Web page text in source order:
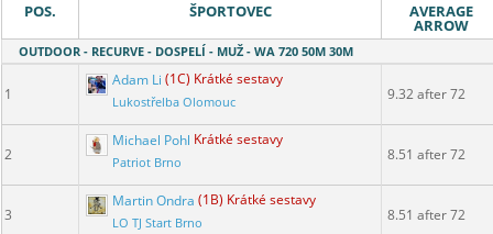
POS. ŠPORTOVEC AVERAGE
ARROW
OUTDOOR - RECURVE - DOSPELÍ - MUŽ - WA 720 50M 30M
1
Adam Li (1C) Krátké sestavy
Lukostřelba Olomouc 9.32 after 72
2
Michael Pohl Krátké sestavy
Patriot Brno 8.51 after 72
3
Martin Ondra (1B) Krátké sestavy
LO TJ Start Brno 8.51 after 72